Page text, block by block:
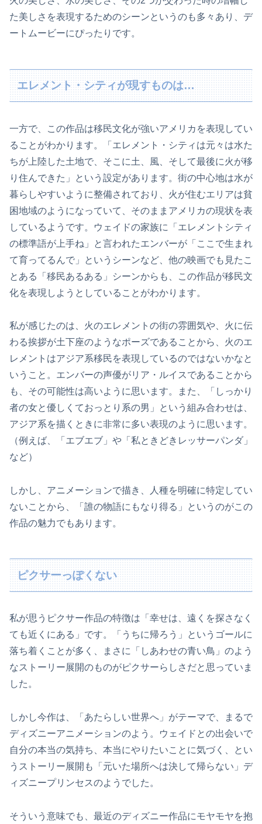
た美しさを表現するためのシーンというのも多々あり、デ
ートムービーにぴったりです。
エレメント・シティが現すものは…
一方で、この作品は移民文化が強いアメリカを表現してい
ることがわかります。「エレメント・シティは元々は水た
ちが上陸した土地で、そこに土、風、そして最後に火が移
り住んできた」という設定があります。街の中心地は水が
暮らしやすいように整備されており、火が住むエリアは貧
困地域のようになっていて、そのままアメリカの現状を表
しているようです。ウェイドの家族に「エレメントシティ
の標準語が上手ね」と言われたエンバーが「ここで生まれ
て育ってるんで」というシーンなど、他の映画でも見たこ
とある「移民あるある」シーンからも、この作品が移民文
化を表現しようとしていることがわかります。
私が感じたのは、火のエレメントの街の雰囲気や、火に伝
わる挨拶が土下座のようなポーズであることから、火のエ
レメントはアジア系移民を表現しているのではないかなと
いうこと。エンバーの声優がリア・ルイスであることから
も、その可能性は高いように思います。また、「しっかり
者の女と優しくておっとり系の男」という組み合わせは、
アジア系を描くときに非常に多い表現のように思います。
（例えば、「エブエブ」や「私ときどきレッサーパンダ」
など）
しかし、アニメーションで描き、人種を明確に特定してい
ないことから、「誰の物語にもなり得る」というのがこの
作品の魅力でもあります。
ピクサーっぽくない
私が思うピクサー作品の特徴は「幸せは、遠くを探さなく
ても近くにある」です。「うちに帰ろう」というゴールに
落ち着くことが多く、まさに「しあわせの青い鳥」のよう
なストーリー展開のものがピクサーらしさだと思っていま
した。
しかし今作は、「あたらしい世界へ」がテーマで、まるで
ディズニーアニメーションのよう。ウェイドとの出会いで
自分の本当の気持ち、本当にやりたいことに気づく、とい
うストーリー展開も「元いた場所へは決して帰らない」デ
ィズニープリンセスのようでした。
そういう意味でも、最近のディズニー作品にモヤモヤを抱